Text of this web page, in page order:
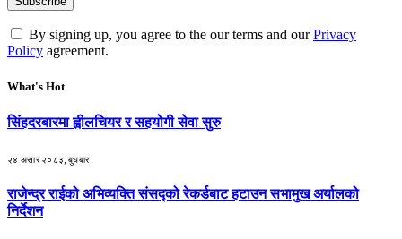
By signing up, you agree to the our terms and ourPrivacy
Policy agreement.
What's Hot
सिंहदरबारमा ह्वीलचियर र सहयोगी सेवा सुरु
२४ असार २०८३, बुधबार
राजेन्द्र राईको अभिव्यक्ति संसद्को रेकर्डबाट हटाउन सभामुख अर्यालको
निर्देशन